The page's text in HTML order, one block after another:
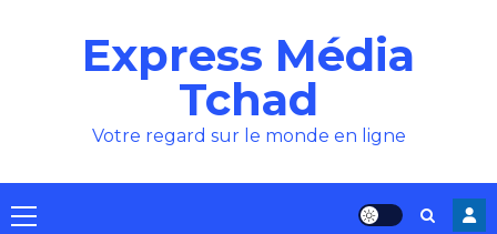
Express Média
Tchad
Votre regard sur le monde en ligne
Menu